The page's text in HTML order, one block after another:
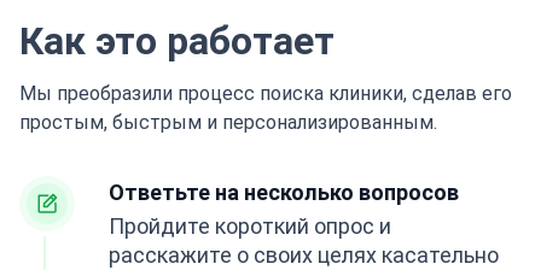
Как это работает
Мы преобразили процесс поиска клиники, сделав его
простым, быстрым и персонализированным.
Ответьте на несколько вопросов
Пройдите короткий опрос и
расскажите о своих целях касательно